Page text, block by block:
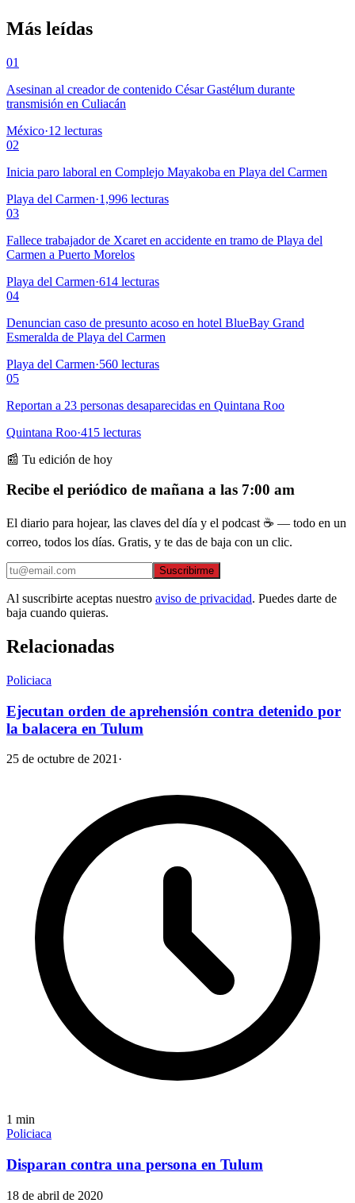
Más leídas
01
Asesinan al creador de contenido César Gastélum durante
transmisión en Culiacán
México·12 lecturas
02
Inicia paro laboral en Complejo Mayakoba en Playa del Carmen
Playa del Carmen·1,996 lecturas
03
Fallece trabajador de Xcaret en accidente en tramo de Playa del
Carmen a Puerto Morelos
Playa del Carmen·614 lecturas
04
Denuncian caso de presunto acoso en hotel BlueBay Grand
Esmeralda de Playa del Carmen
Playa del Carmen·560 lecturas
05
Reportan a 23 personas desaparecidas en Quintana Roo
Quintana Roo·415 lecturas
📰 Tu edición de hoy
Recibe el periódico de mañana a las 7:00 am
El diario para hojear, las claves del día y el podcast ☕ — todo en un
correo, todos los días. Gratis, y te das de baja con un clic.
Suscribirme
Al suscribirte aceptas nuestro aviso de privacidad. Puedes darte de
baja cuando quieras.
Relacionadas
Policiaca
Ejecutan orden de aprehensión contra detenido por
la balacera en Tulum
25 de octubre de 2021 ·
1 min
Policiaca
Disparan contra una persona en Tulum
18 de abril de 2020